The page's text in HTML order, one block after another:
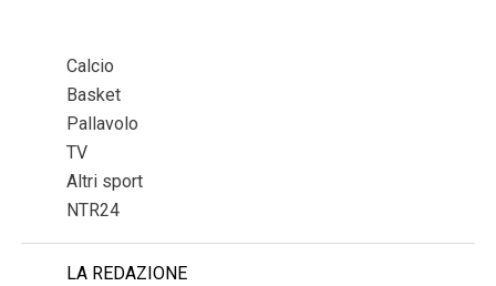
Calcio
Basket
Pallavolo
TV
Altri sport
NTR24
LA REDAZIONE